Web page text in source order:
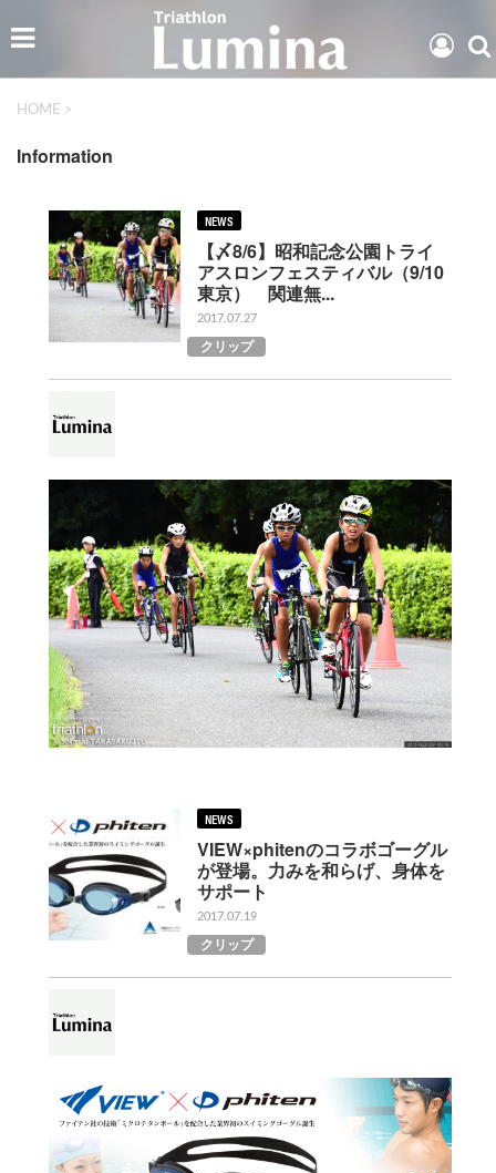
HOME >
Information
NEWS
【〆8/6】昭和記念公園トライ
アスロンフェスティバル（9/10
東京） 関連無...
2017.07.27
クリップ
NEWS
VIEW×phitenのコラボゴーグル
が登場。力みを和らげ、身体を
サポート
2017.07.19
クリップ